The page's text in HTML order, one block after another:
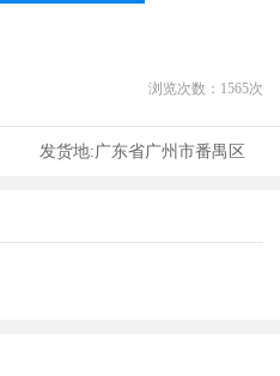
浏览次数： 1565次
发货地:广东省广州市番禺区